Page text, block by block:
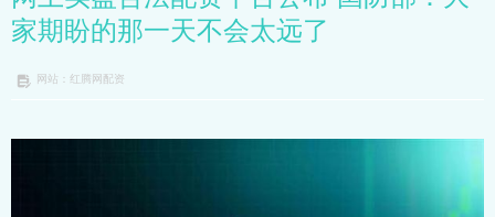
家期盼的那一天不会太远了
网站：红腾网配资